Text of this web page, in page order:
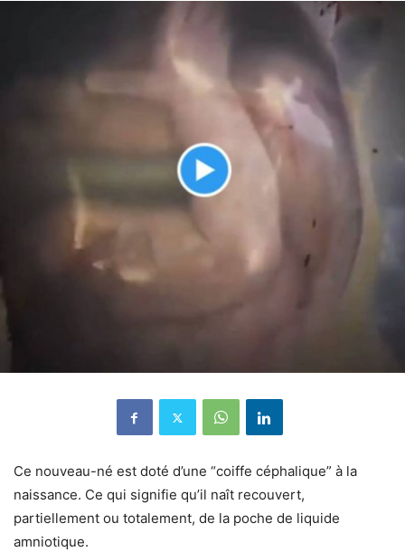
Ce nouveau-né est doté d’une “coiffe céphalique” à la
naissance. Ce qui signifie qu’il naît recouvert,
partiellement ou totalement, de la poche de liquide
amniotique.